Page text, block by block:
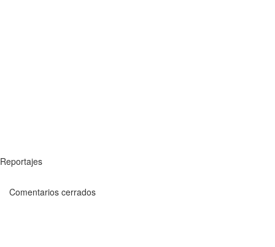
Reportajes
Comentarios cerrados